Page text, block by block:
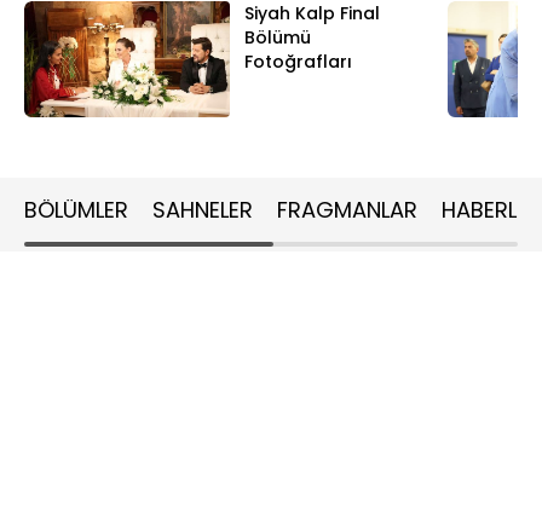
Siyah Kalp Final
Bölümü
Fotoğrafları
BÖLÜMLER SAHNELER FRAGMANLAR HABERLER